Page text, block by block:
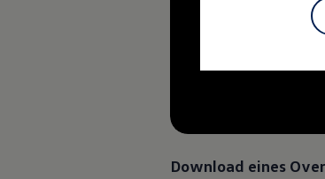
E-Auto-Förderung
ID. Software Versionen und Updates
Digitale Extras
Download eines